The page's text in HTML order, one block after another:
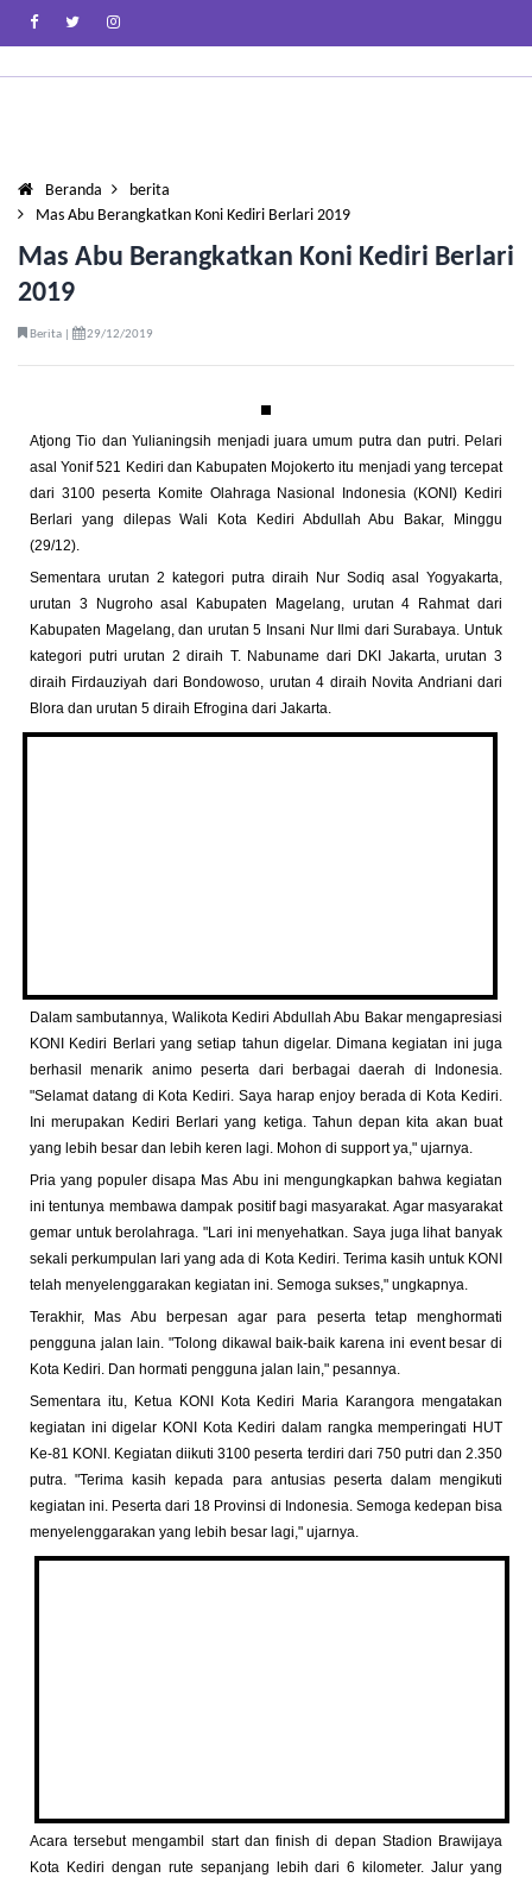
Beranda
berita
Mas Abu Berangkatkan Koni Kediri Berlari 2019
Mas Abu Berangkatkan Koni Kediri Berlari
2019
Berita | 29/12/2019
Atjong Tio dan Yulianingsih menjadi juara umum putra dan putri. Pelari
asal Yonif 521 Kediri dan Kabupaten Mojokerto itu menjadi yang tercepat
dari 3100 peserta Komite Olahraga Nasional Indonesia (KONI) Kediri
Berlari yang dilepas Wali Kota Kediri Abdullah Abu Bakar, Minggu
(29/12).
Sementara urutan 2 kategori putra diraih Nur Sodiq asal Yogyakarta,
urutan 3 Nugroho asal Kabupaten Magelang, urutan 4 Rahmat dari
Kabupaten Magelang, dan urutan 5 Insani Nur Ilmi dari Surabaya. Untuk
kategori putri urutan 2 diraih T. Nabuname dari DKI Jakarta, urutan 3
diraih Firdauziyah dari Bondowoso, urutan 4 diraih Novita Andriani dari
Blora dan urutan 5 diraih Efrogina dari Jakarta.
Dalam sambutannya, Walikota Kediri Abdullah Abu Bakar mengapresiasi
KONI Kediri Berlari yang setiap tahun digelar. Dimana kegiatan ini juga
berhasil menarik animo peserta dari berbagai daerah di Indonesia.
"Selamat datang di Kota Kediri. Saya harap enjoy berada di Kota Kediri.
Ini merupakan Kediri Berlari yang ketiga. Tahun depan kita akan buat
yang lebih besar dan lebih keren lagi. Mohon di support ya," ujarnya.
Pria yang populer disapa Mas Abu ini mengungkapkan bahwa kegiatan
ini tentunya membawa dampak positif bagi masyarakat. Agar masyarakat
gemar untuk berolahraga. "Lari ini menyehatkan. Saya juga lihat banyak
sekali perkumpulan lari yang ada di Kota Kediri. Terima kasih untuk KONI
telah menyelenggarakan kegiatan ini. Semoga sukses," ungkapnya.
Terakhir, Mas Abu berpesan agar para peserta tetap menghormati
pengguna jalan lain. "Tolong dikawal baik-baik karena ini event besar di
Kota Kediri. Dan hormati pengguna jalan lain," pesannya.
Sementara itu, Ketua KONI Kota Kediri Maria Karangora mengatakan
kegiatan ini digelar KONI Kota Kediri dalam rangka memperingati HUT
Ke-81 KONI. Kegiatan diikuti 3100 peserta terdiri dari 750 putri dan 2.350
putra. "Terima kasih kepada para antusias peserta dalam mengikuti
kegiatan ini. Peserta dari 18 Provinsi di Indonesia. Semoga kedepan bisa
menyelenggarakan yang lebih besar lagi," ujarnya.
Acara tersebut mengambil start dan finish di depan Stadion Brawijaya
Kota Kediri dengan rute sepanjang lebih dari 6 kilometer. Jalur yang